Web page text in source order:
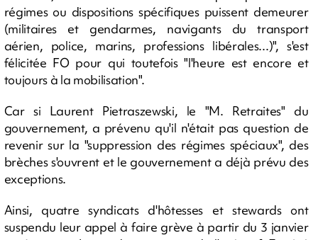
régimes ou dispositions spécifiques puissent demeurer
(militaires et gendarmes, navigants du transport
aérien, police, marins, professions libérales...)", s'est
félicitée FO pour qui toutefois "l'heure est encore et
toujours à la mobilisation".
Car si Laurent Pietraszewski, le "M. Retraites" du
gouvernement, a prévenu qu'il n'était pas question de
revenir sur la "suppression des régimes spéciaux", des
brèches s'ouvrent et le gouvernement a déjà prévu des
exceptions.
Ainsi, quatre syndicats d'hôtesses et stewards ont
suspendu leur appel à faire grève à partir du 3 janvier